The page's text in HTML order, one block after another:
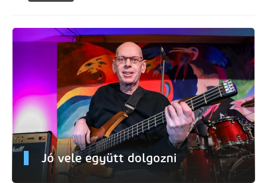
Jó vele együtt dolgozni